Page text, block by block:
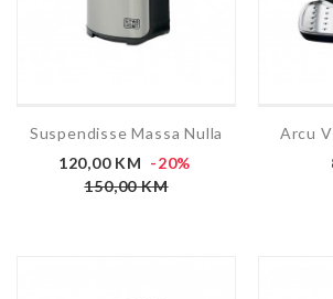
Suspendisse Massa Nulla
120,00 KM -20%
150,00 KM
Arcu